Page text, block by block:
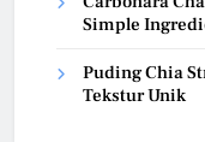
Simple
Puding Chia
Tekstur Unik